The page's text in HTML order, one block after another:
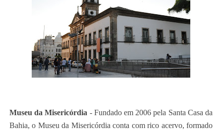
Museu da Misericórdia - Fundado em 2006 pela Santa Casa da
Bahia, o Museu da Misericórdia conta com rico acervo, formado